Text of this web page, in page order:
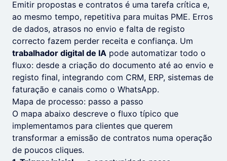
Emitir propostas e contratos é uma tarefa crítica e,
ao mesmo tempo, repetitiva para muitas PME. Erros
de dados, atrasos no envio e falta de registo
correcto fazem perder receita e confiança. Um
trabalhador digital de IA pode automatizar todo o
fluxo: desde a criação do documento até ao envio e
registo final, integrando com CRM, ERP, sistemas de
faturação e canais como o WhatsApp.
Mapa de processo: passo a passo
O mapa abaixo descreve o fluxo típico que
implementamos para clientes que querem
transformar a emissão de contratos numa operação
de poucos cliques.